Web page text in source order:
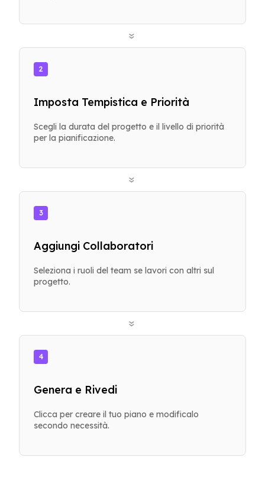
»
2
Imposta Tempistica e Priorità
Scegli la durata del progetto e il livello di priorità
per la pianificazione.
»
3
Aggiungi Collaboratori
Seleziona i ruoli del team se lavori con altri sul
progetto.
»
4
Genera e Rivedi
Clicca per creare il tuo piano e modificalo
secondo necessità.